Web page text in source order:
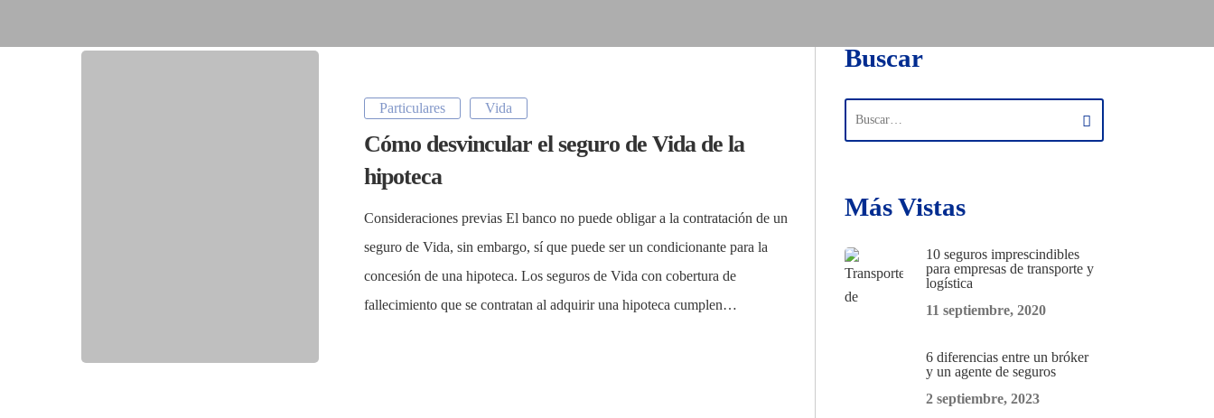
Particulares Vida
Cómo desvincular el seguro de Vida de la
hipoteca
Consideraciones previas El banco no puede obligar a la contratación de un
seguro de Vida, sin embargo, sí que puede ser un condicionante para la
concesión de una hipoteca. Los seguros de Vida con cobertura de
fallecimiento que se contratan al adquirir una hipoteca cumplen…
Buscar
Más Vistas
10 seguros imprescindibles
para empresas de transporte y
logística
11 septiembre, 2020
6 diferencias entre un bróker
y un agente de seguros
2 septiembre, 2023